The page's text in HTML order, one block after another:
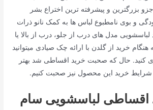
بزرگترین و پیشرفته ترین اختراع بشر
و بوی نامطبوع لباس ها به کمک نانو ذرات
لباسشویی مدل های درب از جلو، درب از بالا یا
هنگام خرید از گلدن با ارائه چک صیادی میتوانید
کنید. حال که صحبت خرید اقساطی شد بهتر
شرایط خرید این محصول نیز صحبت کنیم.
اقساطی لباسشویی سام